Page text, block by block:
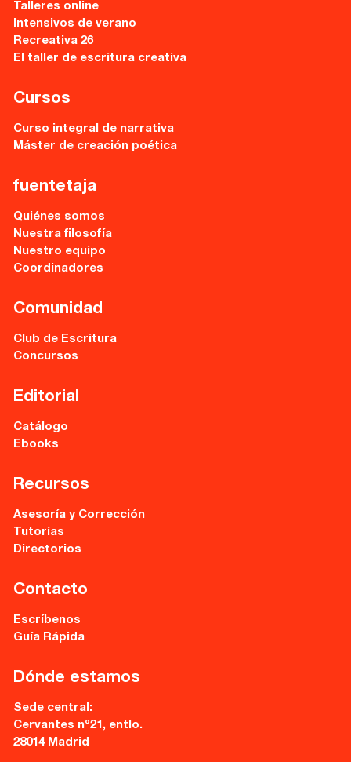
Talleres online
Intensivos de verano
Recreativa 26
El taller de escritura creativa
Cursos
Curso integral de narrativa
Máster de creación poética
fuentetaja
Quiénes somos
Nuestra filosofía
Nuestro equipo
Coordinadores
Comunidad
Club de Escritura
Concursos
Editorial
Catálogo
Ebooks
Recursos
Asesoría y Corrección
Tutorías
Directorios
Contacto
Escríbenos
Guía Rápida
Dónde estamos
Sede central:
Cervantes nº21, entlo.
28014 Madrid